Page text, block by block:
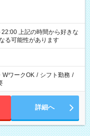
ら好きな
る可能性があります
WワークOK / シフト勤務 /
詳細へ